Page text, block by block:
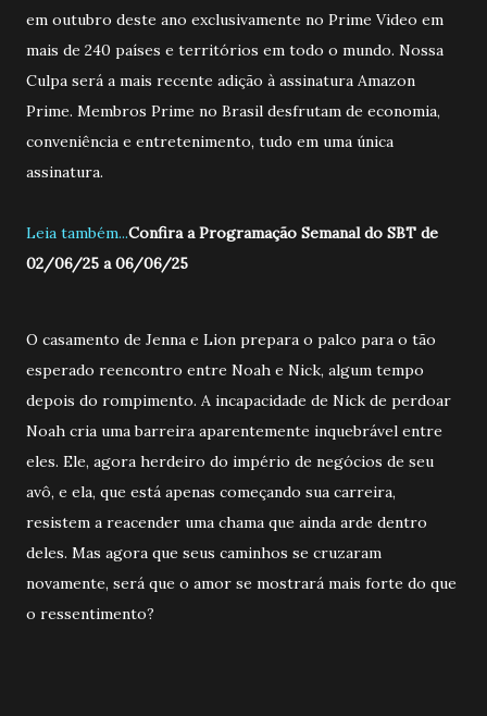
em outubro deste ano exclusivamente no Prime Video em
mais de 240 países e territórios em todo o mundo. Nossa
Culpa será a mais recente adição à assinatura Amazon
Prime. Membros Prime no Brasil desfrutam de economia,
conveniência e entretenimento, tudo em uma única
assinatura.
Leia também...Confira a Programação Semanal do SBT de
02/06/25 a 06/06/25
O casamento de Jenna e Lion prepara o palco para o tão
esperado reencontro entre Noah e Nick, algum tempo
depois do rompimento. A incapacidade de Nick de perdoar
Noah cria uma barreira aparentemente inquebrável entre
eles. Ele, agora herdeiro do império de negócios de seu
avô, e ela, que está apenas começando sua carreira,
resistem a reacender uma chama que ainda arde dentro
deles. Mas agora que seus caminhos se cruzaram
novamente, será que o amor se mostrará mais forte do que
o ressentimento?